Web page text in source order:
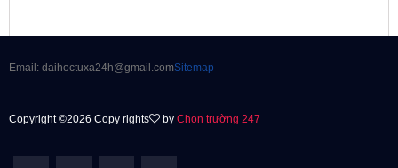
Email: daihoctuxa24h@gmail.comSitemap
Copyright ©2026 Copy rights by Chọn trường 247